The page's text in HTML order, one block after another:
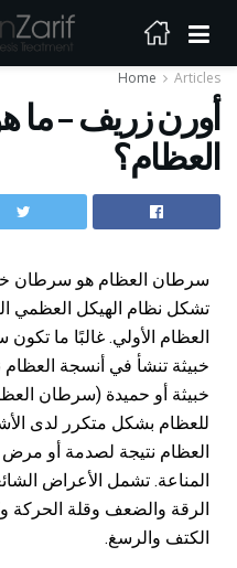
Home Articles
أورن زريف –
العظام؟
سرطان العظام هو سرطان
تشكل نظام الهيكل العظمي
العظام الأولي. غالبًا ما تكون
خبيثة تنشأ في أنسجة
خبيثة أو حميدة (سرطان
للعظام بشكل متكرر لدى
العظام نتيجة لصدمة أو
المناعة. تشمل الأعراض
الرقة والضعف وقلة الحركة
الكتف والرسغ.